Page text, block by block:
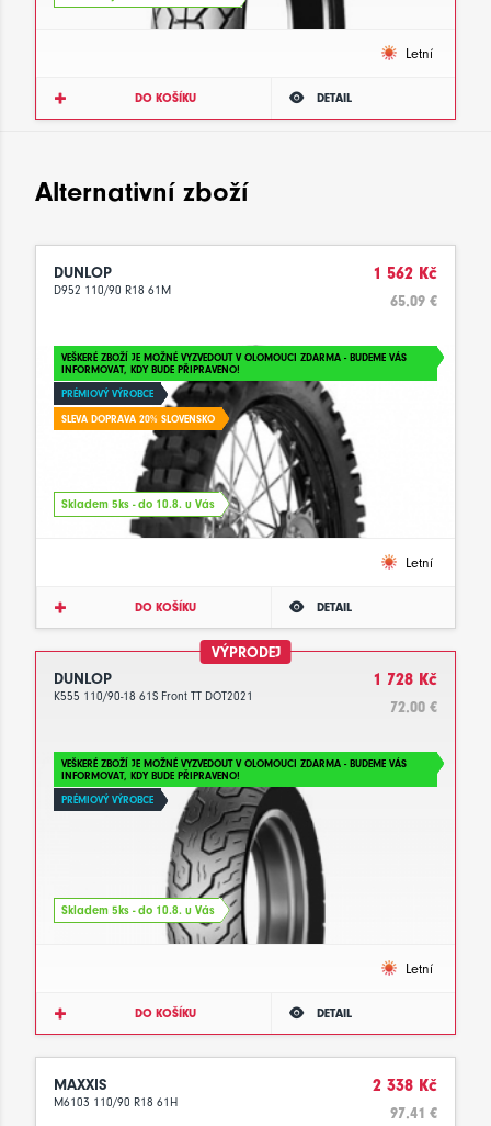
Letní
DO KOŠÍKU DETAIL
Alternativní zboží
DUNLOP
D952 110/90 R18 61M
1 562 Kč
65.09 €
VEŠKERÉ ZBOŽÍ JE MOŽNÉ VYZVEDOUT V OLOMOUCI ZDARMA - BUDEME VÁS
INFORMOVAT, KDY BUDE PŘIPRAVENO!
PRÉMIOVÝ VÝROBCE
SLEVA DOPRAVA 20% SLOVENSKO
Skladem 5ks - do 10.8. u Vás
Letní
DO KOŠÍKU DETAIL
VÝPRODEJ
DUNLOP
K555 110/90-18 61S Front TT DOT2021
1 728 Kč
72.00 €
VEŠKERÉ ZBOŽÍ JE MOŽNÉ VYZVEDOUT V OLOMOUCI ZDARMA - BUDEME VÁS
INFORMOVAT, KDY BUDE PŘIPRAVENO!
PRÉMIOVÝ VÝROBCE
Skladem 5ks - do 10.8. u Vás
Letní
DO KOŠÍKU DETAIL
MAXXIS
M6103 110/90 R18 61H
2 338 Kč
97.41 €